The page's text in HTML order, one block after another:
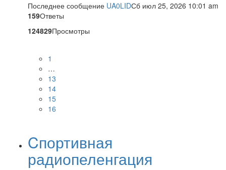
Последнее сообщение UA0LIDСб июл 25, 2026 10:01 am
159Ответы
124829Просмотры
1
…
13
14
15
16
Cпортивная
радиопеленгация